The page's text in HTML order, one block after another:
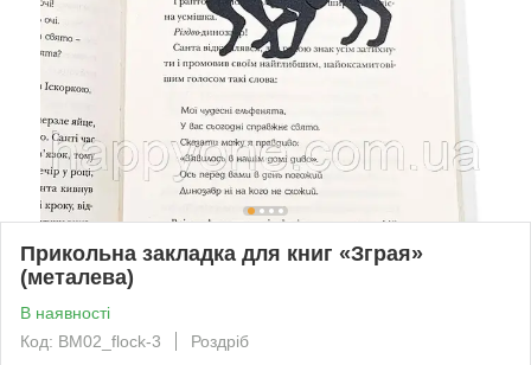
Прикольна закладка для книг «Зграя»
(металева)
В наявності
Код: BM02_flock-3
Роздріб